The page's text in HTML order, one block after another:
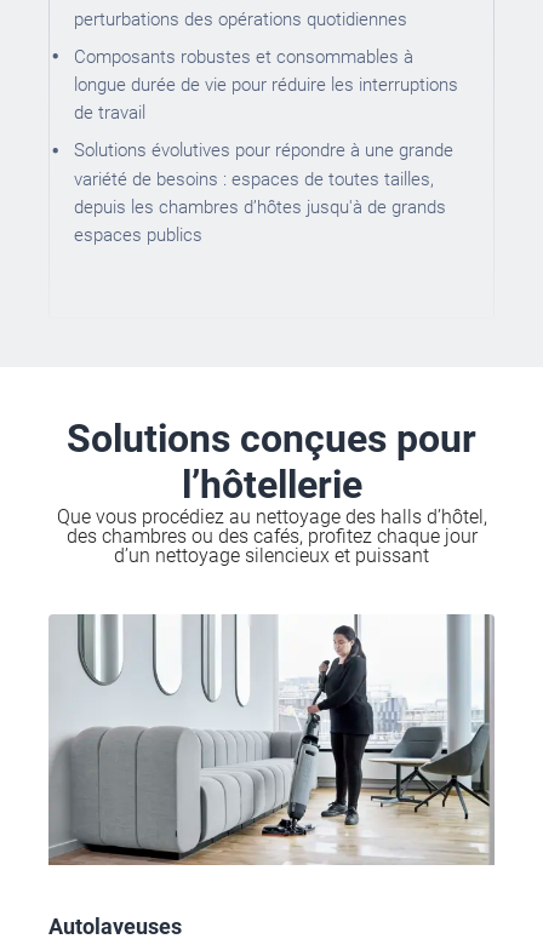
perturbations des opérations quotidiennes
Composants robustes et consommables à
longue durée de vie pour réduire les interruptions
de travail
Solutions évolutives pour répondre à une grande
variété de besoins : espaces de toutes tailles,
depuis les chambres d’hôtes jusqu'à de grands
espaces publics
Solutions conçues pour
l’hôtellerie
Que vous procédiez au nettoyage des halls d’hôtel,
des chambres ou des cafés, profitez chaque jour
d’un nettoyage silencieux et puissant
Autolaveuses